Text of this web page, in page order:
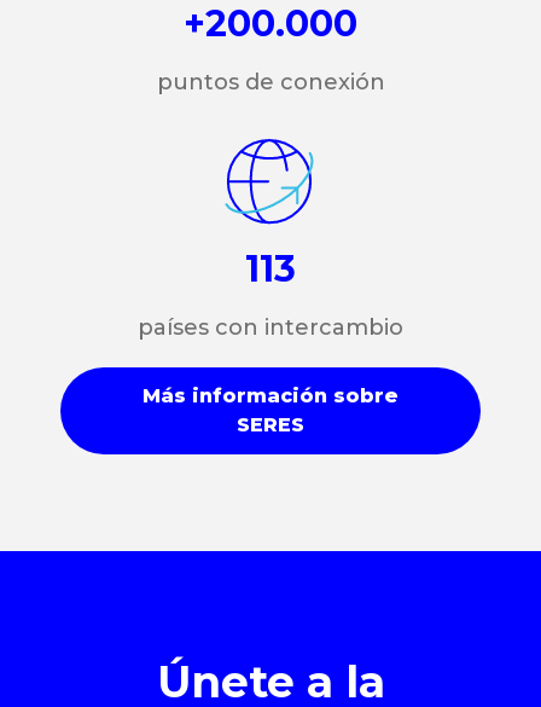
+200.000
puntos de conexión
113
países con intercambio
Más información sobre
SERES
Únete a la